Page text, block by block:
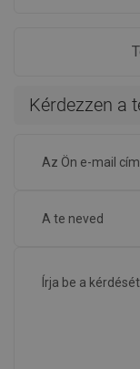
Kérdezzen a